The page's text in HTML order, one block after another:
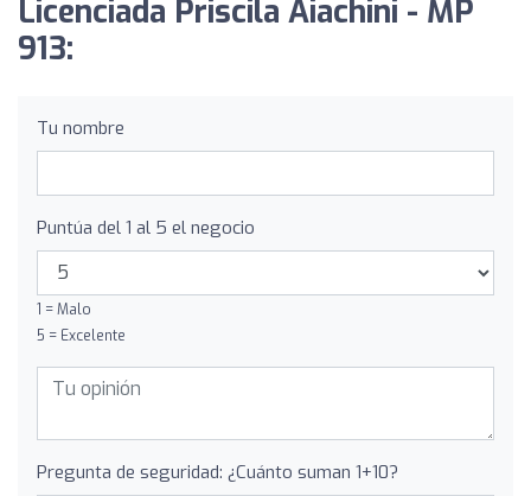
Licenciada Priscila Aiachini - MP
913:
Tu nombre
Puntúa del 1 al 5 el negocio
1 = Malo
5 = Excelente
Pregunta de seguridad: ¿Cuánto suman 1+10?